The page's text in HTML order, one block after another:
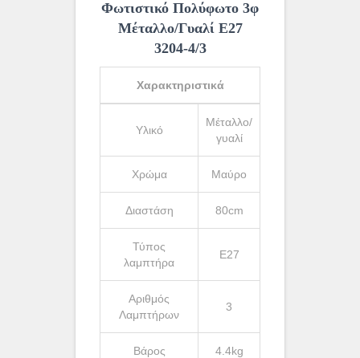
Φωτιστικό Πολύφωτο 3φ
Μέταλλο/Γυαλί Ε27
3204-4/3
Χαρακτηριστικά
Υλικό
Μέταλλο/
γυαλί
Χρώμα Μαύρο
Διαστάση 80cm
Τύπος
λαμπτήρα
Ε27
Αριθμός
Λαμπτήρων
3
Βάρος 4.4kg